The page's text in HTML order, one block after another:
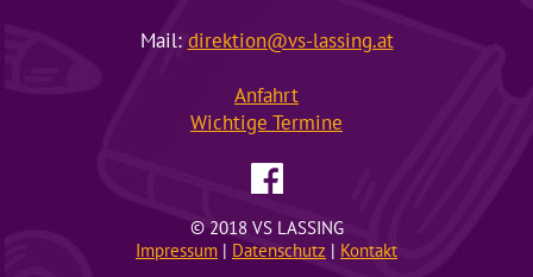
Mail: direktion@vs-lassing.at
Anfahrt
Wichtige Termine
© 2018 VS LASSING
Impressum | Datenschutz | Kontakt